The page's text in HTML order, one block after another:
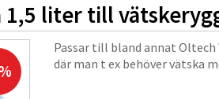
1,5 liter till
Passar till bland annat
där man t ex behöver vätska